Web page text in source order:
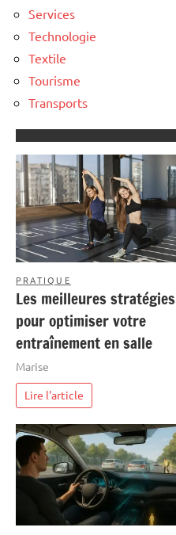
Services
Technologie
Textile
Tourisme
Transports
PRATIQUE
Les meilleures stratégies
pour optimiser votre
entraînement en salle
Marise
Lire l'article